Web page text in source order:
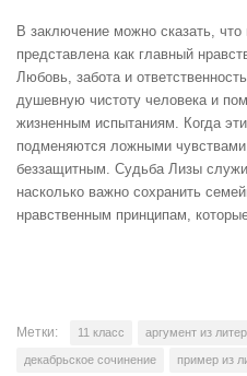
В заключение можно сказать,
представлена как главный
Любовь, забота и
душевную чистоту человека и
жизненным испытаниям. Когда
подменяются ложными
беззащитным. Судьба Лизы
насколько важно сохранить
нравственным принципам,
Метки: 11 класс аргумент из
декабрьское сочинение пример из